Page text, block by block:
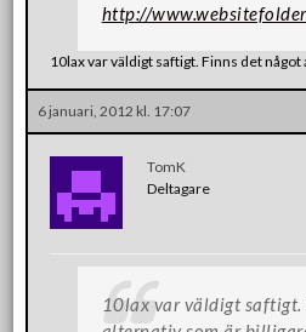
http://
10lax var väldigt saftigt. Finns det
6 januari, 2012 kl. 17:07
TomK
Deltagare
10lax var väldigt saftigt.